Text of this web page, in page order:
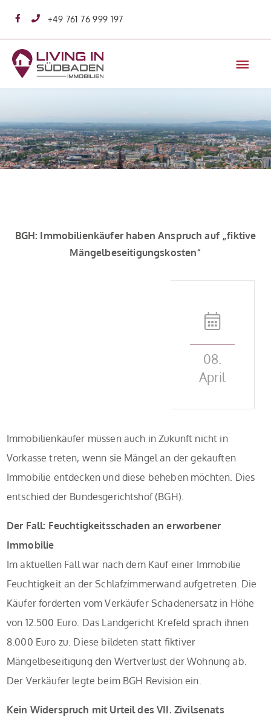
+49 761 76 999 197
BGH: Immobilienkäufer haben Anspruch auf „fiktive
Mängelbeseitigungskosten“
08.
April
Immobilienkäufer müssen auch in Zukunft nicht in
Vorkasse treten, wenn sie Mängel an der gekauften
Immobilie entdecken und diese beheben möchten. Dies
entschied der Bundesgerichtshof (BGH).
Der Fall: Feuchtigkeitsschaden an erworbener
Immobilie
Im aktuellen Fall war nach dem Kauf einer Immobilie
Feuchtigkeit an der Schlafzimmerwand aufgetreten. Die
Käufer forderten vom Verkäufer Schadenersatz in Höhe
von 12.500 Euro. Das Landgericht Krefeld sprach ihnen
8.000 Euro zu. Diese bildeten statt fiktiver
Mängelbeseitigung den Wertverlust der Wohnung ab.
Der Verkäufer legte beim BGH Revision ein.
Kein Widerspruch mit Urteil des VII. Zivilsenats